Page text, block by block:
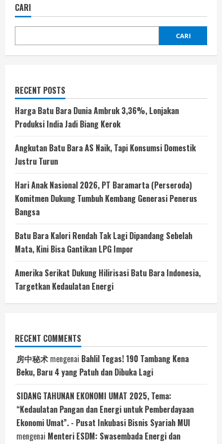
CARI
CARI
RECENT POSTS
Harga Batu Bara Dunia Ambruk 3,36%, Lonjakan
Produksi India Jadi Biang Kerok
Angkutan Batu Bara AS Naik, Tapi Konsumsi Domestik
Justru Turun
Hari Anak Nasional 2026, PT Baramarta (Perseroda)
Komitmen Dukung Tumbuh Kembang Generasi Penerus
Bangsa
Batu Bara Kalori Rendah Tak Lagi Dipandang Sebelah
Mata, Kini Bisa Gantikan LPG Impor
Amerika Serikat Dukung Hilirisasi Batu Bara Indonesia,
Targetkan Kedaulatan Energi
RECENT COMMENTS
房中秘术 mengenai Bahlil Tegas! 190 Tambang Kena
Beku, Baru 4 yang Patuh dan Dibuka Lagi
SIDANG TAHUNAN EKONOMI UMAT 2025, Tema:
“Kedaulatan Pangan dan Energi untuk Pemberdayaan
Ekonomi Umat”. - Pusat Inkubasi Bisnis Syariah MUI
mengenai Menteri ESDM: Swasembada Energi dan